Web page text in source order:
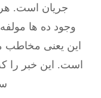
جریان است. هر
وجود ده ها
این یعنی
است. این خبر را